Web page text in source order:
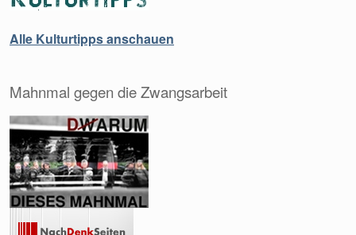
Alle Kulturtipps anschauen
Mahnmal gegen die Zwangsarbeit